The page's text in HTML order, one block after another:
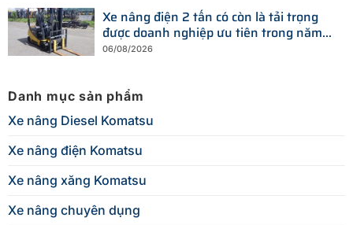
Xe nâng điện 2 tấn có còn là tải trọng
được doanh nghiệp ưu tiên trong năm
2026?
06/08/2026
Danh mục sản phẩm
Xe nâng Diesel Komatsu
Xe nâng điện Komatsu
Xe nâng xăng Komatsu
Xe nâng chuyên dụng